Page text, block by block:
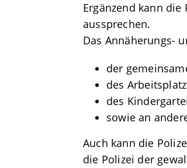
Ergänzend kann
aussprechen.
Das Annäherungs-
der
des
des
sowie an
Auch kann die
die Polizei der